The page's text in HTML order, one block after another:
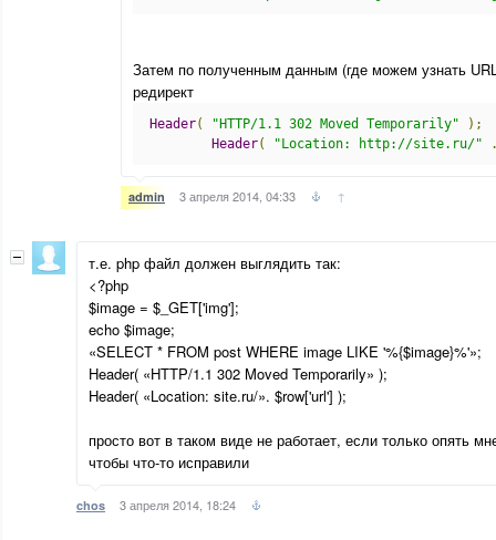
Затем по полученным данным (где можем узнать
редирект
Header( "HTTP/1.1 302 Moved Temporarily"
);
Header( "Location: http://sitе.ru/"
admin 3 апреля 2014, 04:33 ↑
т.е. php файл должен выглядить так:
<?php
$image = $_GET['img'];
echo $image;
«SELECT * FROM post WHERE image LIKE '%{$image}%'»;
Header( «HTTP/1.1 302 Moved Temporarily» );
Header( «Location: sitе.ru/». $row['url'] );
просто вот в таком виде не работает, если только опять
чтобы что-то исправили
chos 3 апреля 2014, 18:24